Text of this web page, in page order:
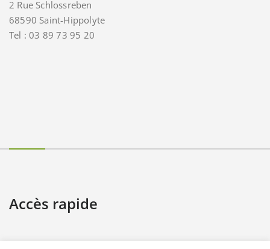
2 Rue Schlossreben
68590 Saint-Hippolyte
Tel : 03 89 73 95 20
Accès rapide